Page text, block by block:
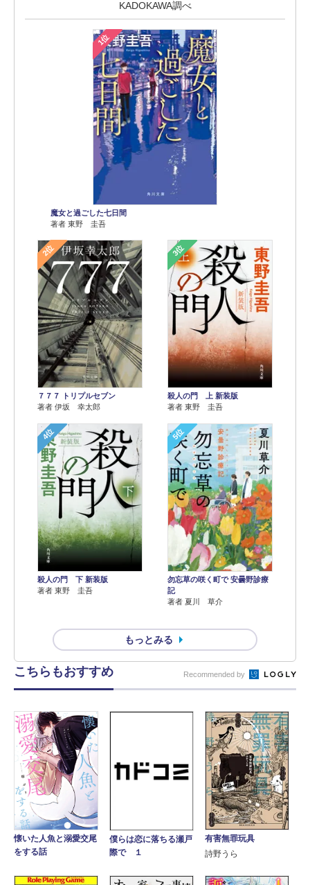
KADOKAWA調べ
1位
魔女と過ごした七日間
著者 東野 圭吾
2位
７７７ トリプルセブン
著者 伊坂 幸太郎
3位
殺人の門 上 新装版
著者 東野 圭吾
4位
殺人の門 下 新装版
著者 東野 圭吾
5位
勿忘草の咲く町で 安曇野診療
記
著者 夏川 草介
もっとみる
こちらもおすすめ Recommended by
懐いた人魚と溺愛交尾
をする話
僕らは恋に落ちる瀬戸
際で １
有害無罪玩具
詩野うら